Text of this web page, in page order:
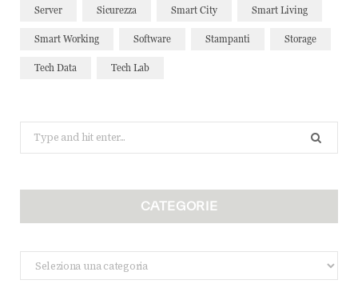
Server Sicurezza Smart City Smart Living
Smart Working Software Stampanti Storage
Tech Data Tech Lab
Search
for:
CATEGORIE
Categorie